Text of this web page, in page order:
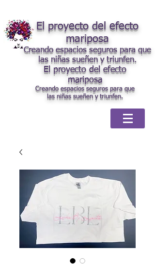
El proyecto del efecto
mariposa
Creando espacios seguros para que
las niñas sueñen y triunfen.
El proyecto del efecto
mariposa
Creando espacios seguros para que
las niñas sueñen y triunfen.